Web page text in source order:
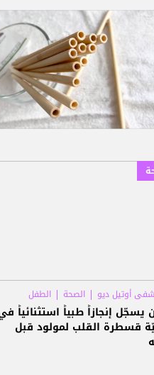
أوتيل ديو الصحة الطفل
يسجّل إنجازاً طبياً استثنائياً
قسطرة القلب لمولود قبل